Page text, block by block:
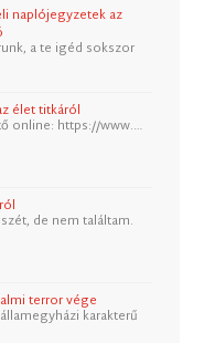
naplójegyzetek az
a te igéd sokszor
élet titkáról
online: https://www.…
de nem találtam.
terror vége
karakterű